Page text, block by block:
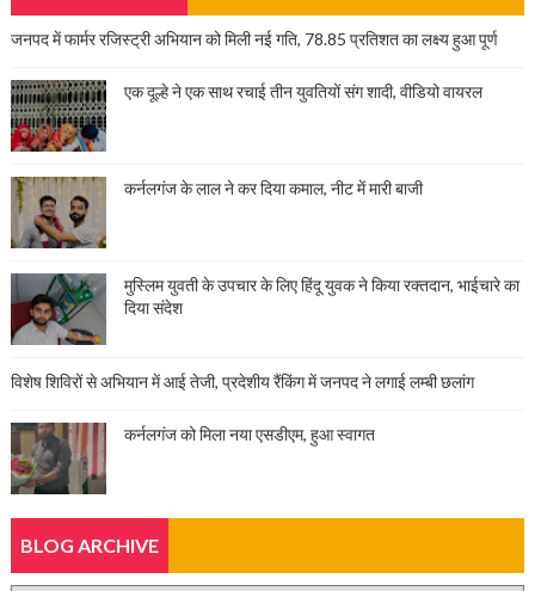
जनपद में फार्मर रजिस्ट्री अभियान को मिली नई गति, 78.85 प्रतिशत का लक्ष्य हुआ पूर्ण
एक दूल्हे ने एक साथ रचाई तीन युवतियों संग शादी, वीडियो वायरल
कर्नलगंज के लाल ने कर दिया कमाल, नीट में मारी बाजी
मुस्लिम युवती के उपचार के लिए हिंदू युवक ने किया रक्तदान, भाईचारे का
दिया संदेश
विशेष शिविरों से अभियान में आई तेजी, प्रदेशीय रैंकिंग में जनपद ने लगाई लम्बी छलांग
कर्नलगंज को मिला नया एसडीएम, हुआ स्वागत
BLOG ARCHIVE